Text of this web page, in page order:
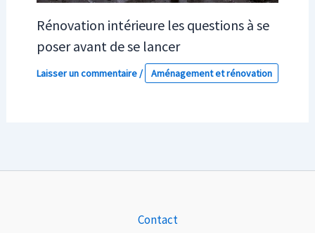
Rénovation intérieure les questions à se
poser avant de se lancer
Laisser un commentaire/ Aménagement et rénovation
Contact